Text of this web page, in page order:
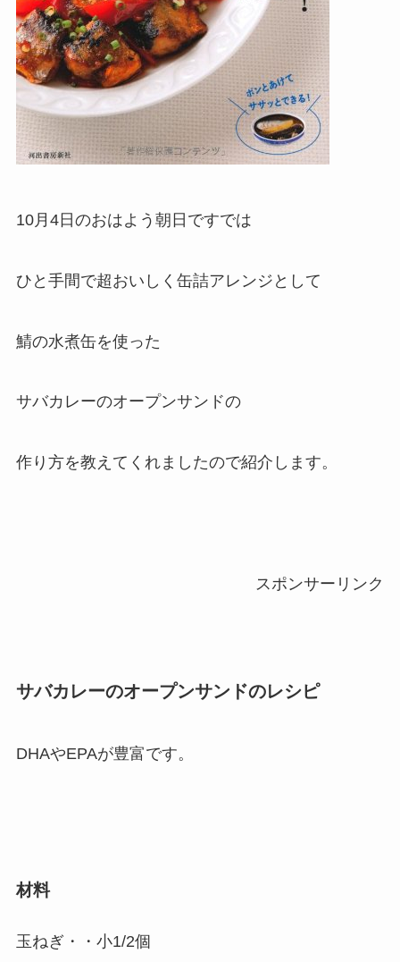
10月4日のおはよう朝日ですでは
ひと手間で超おいしく缶詰アレンジとして
鯖の水煮缶を使った
サバカレーのオープンサンドの
作り方を教えてくれましたので紹介します。
スポンサーリンク
サバカレーのオープンサンドのレシピ
DHAやEPAが豊富です。
材料
玉ねぎ・・小1/2個